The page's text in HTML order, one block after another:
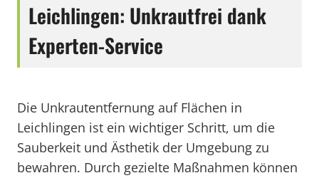
Leichlingen: Unkrautfrei dank
Experten-Service
Die Unkrautentfernung auf Flächen in
Leichlingen ist ein wichtiger Schritt, um die
Sauberkeit und Ästhetik der Umgebung zu
bewahren. Durch gezielte Maßnahmen können